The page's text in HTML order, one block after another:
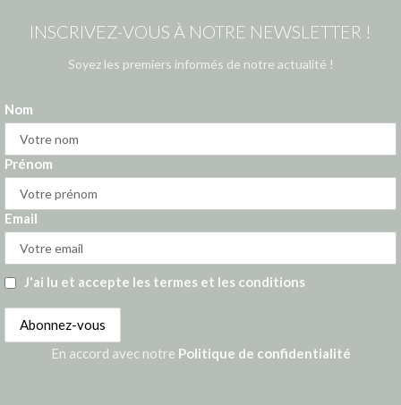
INSCRIVEZ-VOUS À NOTRE NEWSLETTER !
Soyez les premiers informés de notre actualité !
Nom
Prénom
Email
J'ai lu et accepte les termes et les conditions
En accord avec notre Politique de confidentialité